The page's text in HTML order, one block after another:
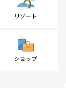
リゾート
ショップ